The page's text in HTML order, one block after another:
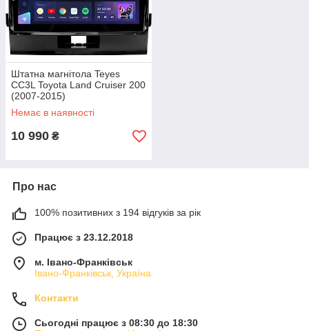
Штатна магнітола Teyes
CC3L Toyota Land Cruiser 200
(2007-2015)
Немає в наявності
10 990 ₴
Про нас
100% позитивних з 194 відгуків за рік
Працює з 23.12.2018
м. Івано-Франківськ
Івано-Франківськ, Україна
Контакти
Сьогодні працює з 08:30 до 18:30